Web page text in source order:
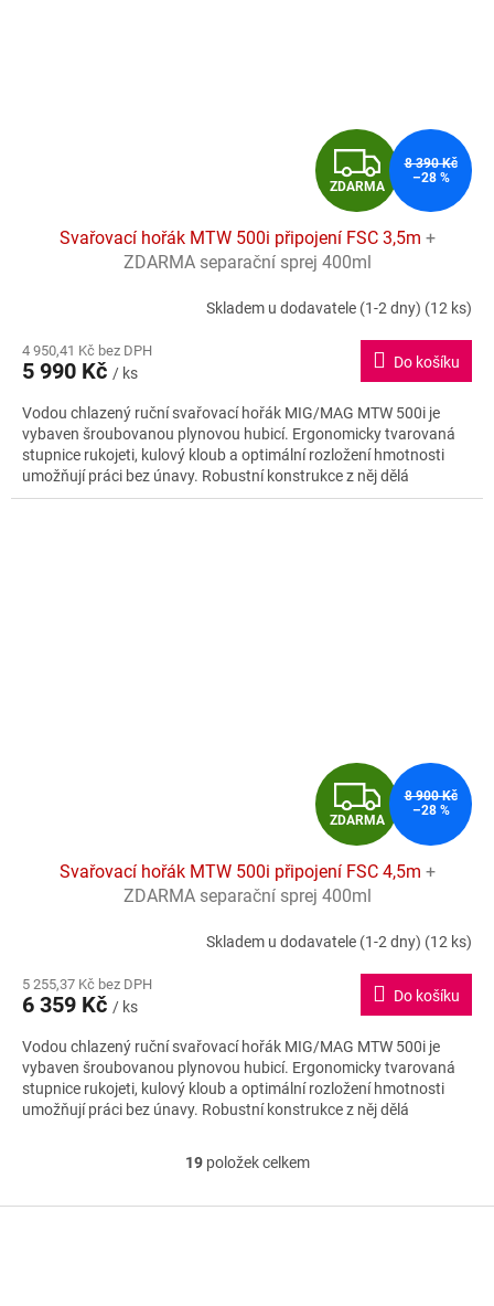
Z
D
A
R
M
A
ZDARMA
8 390 Kč
–28 %
Svařovací hořák MTW 500i připojení FSC 3,5m +
ZDARMA separační sprej 400ml
Skladem u dodavatele (1-2 dny) (12 ks)
4 950,41 Kč bez DPH
5 990 Kč / ks
Do košíku
Vodou chlazený ruční svařovací hořák MIG/MAG MTW 500i je
vybaven šroubovanou plynovou hubicí. Ergonomicky tvarovaná
stupnice rukojeti, kulový kloub a optimální rozložení hmotnosti
umožňují práci bez únavy. Robustní konstrukce z něj dělá
spolehlivého partnera pro všechny aplikace.
Z
D
A
R
M
A
ZDARMA
8 900 Kč
–28 %
Svařovací hořák MTW 500i připojení FSC 4,5m +
ZDARMA separační sprej 400ml
Skladem u dodavatele (1-2 dny) (12 ks)
5 255,37 Kč bez DPH
6 359 Kč / ks
Do košíku
Vodou chlazený ruční svařovací hořák MIG/MAG MTW 500i je
vybaven šroubovanou plynovou hubicí. Ergonomicky tvarovaná
stupnice rukojeti, kulový kloub a optimální rozložení hmotnosti
umožňují práci bez únavy. Robustní konstrukce z něj dělá
O
l
19položek celkem